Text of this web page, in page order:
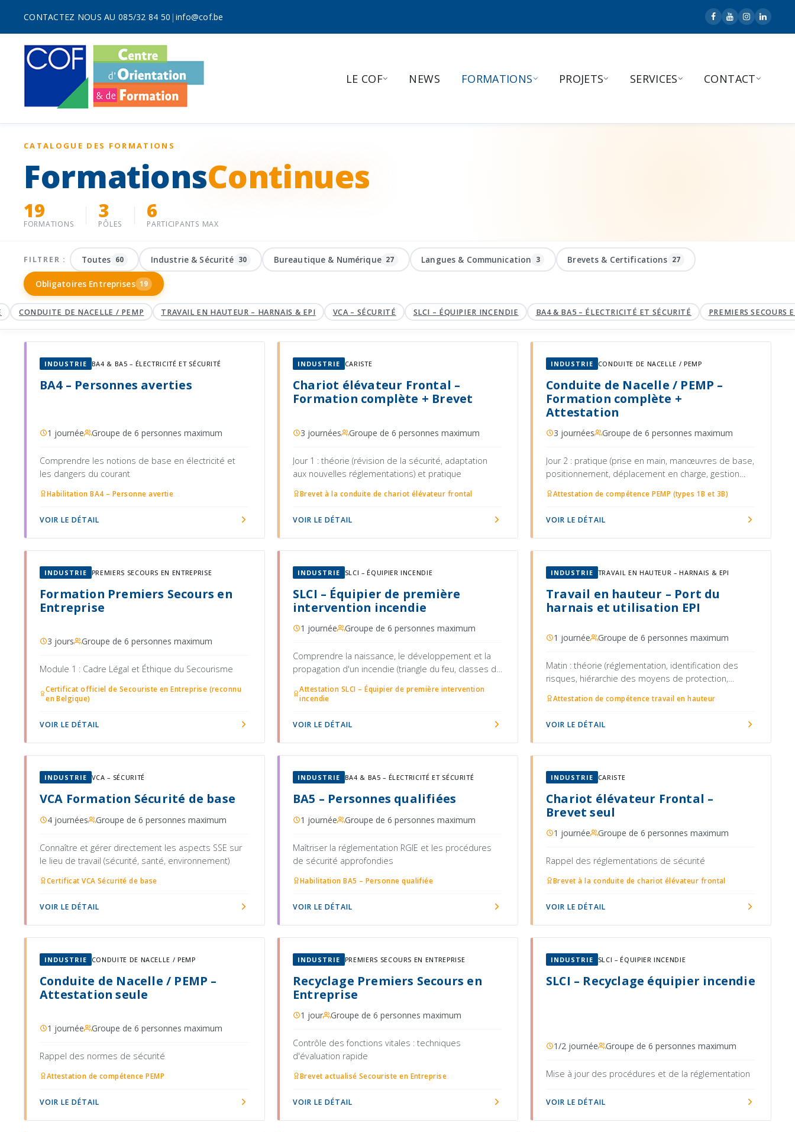
CONTACTEZ NOUS AU 085/32 84 50 | info@cof.be
LE COF NEWS FORMATIONS PROJETS SERVICES CONTACT
CATALOGUE DES FORMATIONS
FormationsContinues
19
FORMATIONS
3
PÔLES
6
PARTICIPANTS MAX
FILTRER : Toutes 60 Industrie & Sécurité 30 Bureautique & Numérique 27 Langues & Communication 3 Brevets & Certifications 27
Obligatoires Entreprises 19
CONDUITE DE NACELLE / PEMP TRAVAIL EN HAUTEUR – HARNAIS & EPI VCA – SÉCURITÉ SLCI – ÉQUIPIER INCENDIE BA4 & BA5 – ÉLECTRICITÉ ET SÉCURITÉ PREMIERS SECOURS
INDUSTRIE BA4 & BA5 – ÉLECTRICITÉ ET SÉCURITÉ
BA4 – Personnes averties
1 journée Groupe de 6 personnes maximum
Comprendre les notions de base en électricité et
les dangers du courant
Habilitation BA4 – Personne avertie
VOIR LE DÉTAIL
INDUSTRIE CARISTE
Chariot élévateur Frontal –
Formation complète + Brevet
3 journées Groupe de 6 personnes maximum
Jour 1 : théorie (révision de la sécurité, adaptation
aux nouvelles réglementations) et pratique
Brevet à la conduite de chariot élévateur frontal
VOIR LE DÉTAIL
INDUSTRIE CONDUITE DE NACELLE / PEMP
Conduite de Nacelle / PEMP –
Formation complète +
Attestation
3 journées Groupe de 6 personnes maximum
Jour 2 : pratique (prise en main, manœuvres de base,
positionnement, déplacement en charge, gestion
Attestation de compétence PEMP (types 1B et 3B)
VOIR LE DÉTAIL
INDUSTRIE PREMIERS SECOURS EN ENTREPRISE
Formation Premiers Secours en
Entreprise
3 jours Groupe de 6 personnes maximum
Module 1 : Cadre Légal et Éthique du Secourisme
Certificat officiel de Secouriste en Entreprise (reconnu
en Belgique)
VOIR LE DÉTAIL
INDUSTRIE SLCI – ÉQUIPIER INCENDIE
SLCI – Équipier de première
intervention incendie
1 journée Groupe de 6 personnes maximum
Comprendre la naissance, le développement et la
propagation d'un incendie (triangle du feu, classes de
Attestation SLCI – Équipier de première intervention
incendie
VOIR LE DÉTAIL
INDUSTRIE TRAVAIL EN HAUTEUR – HARNAIS & EPI
Travail en hauteur – Port du
harnais et utilisation EPI
1 journée Groupe de 6 personnes maximum
Matin : théorie (réglementation, identification des
risques, hiérarchie des moyens de protection,
absorbeur d'énergie, point d'ancrage, ligne de vie,
vérification du matériel)
Attestation de compétence travail en hauteur
VOIR LE DÉTAIL
INDUSTRIE VCA – SÉCURITÉ
VCA Formation Sécurité de base
4 journées Groupe de 6 personnes maximum
Connaître et gérer directement les aspects SSE sur
le lieu de travail (sécurité, santé, environnement)
Certificat VCA Sécurité de base
VOIR LE DÉTAIL
INDUSTRIE BA4 & BA5 – ÉLECTRICITÉ ET SÉCURITÉ
BA5 – Personnes qualifiées
1 journée Groupe de 6 personnes maximum
Maîtriser la réglementation RGIE et les procédures
de sécurité approfondies
Habilitation BA5 – Personne qualifiée
VOIR LE DÉTAIL
INDUSTRIE CARISTE
Chariot élévateur Frontal –
Brevet seul
1 journée Groupe de 6 personnes maximum
Rappel des réglementations de sécurité
Brevet à la conduite de chariot élévateur frontal
VOIR LE DÉTAIL
INDUSTRIE CONDUITE DE NACELLE / PEMP
Conduite de Nacelle / PEMP –
Attestation seule
1 journée Groupe de 6 personnes maximum
Rappel des normes de sécurité
Attestation de compétence PEMP
VOIR LE DÉTAIL
INDUSTRIE PREMIERS SECOURS EN ENTREPRISE
Recyclage Premiers Secours en
Entreprise
1 jour Groupe de 6 personnes maximum
Contrôle des fonctions vitales : techniques
d'évaluation rapide
Brevet actualisé Secouriste en Entreprise
VOIR LE DÉTAIL
INDUSTRIE SLCI – ÉQUIPIER INCENDIE
SLCI – Recyclage équipier incendie
1/2 journée Groupe de 6 personnes maximum
Mise à jour des procédures et de la réglementation
VOIR LE DÉTAIL